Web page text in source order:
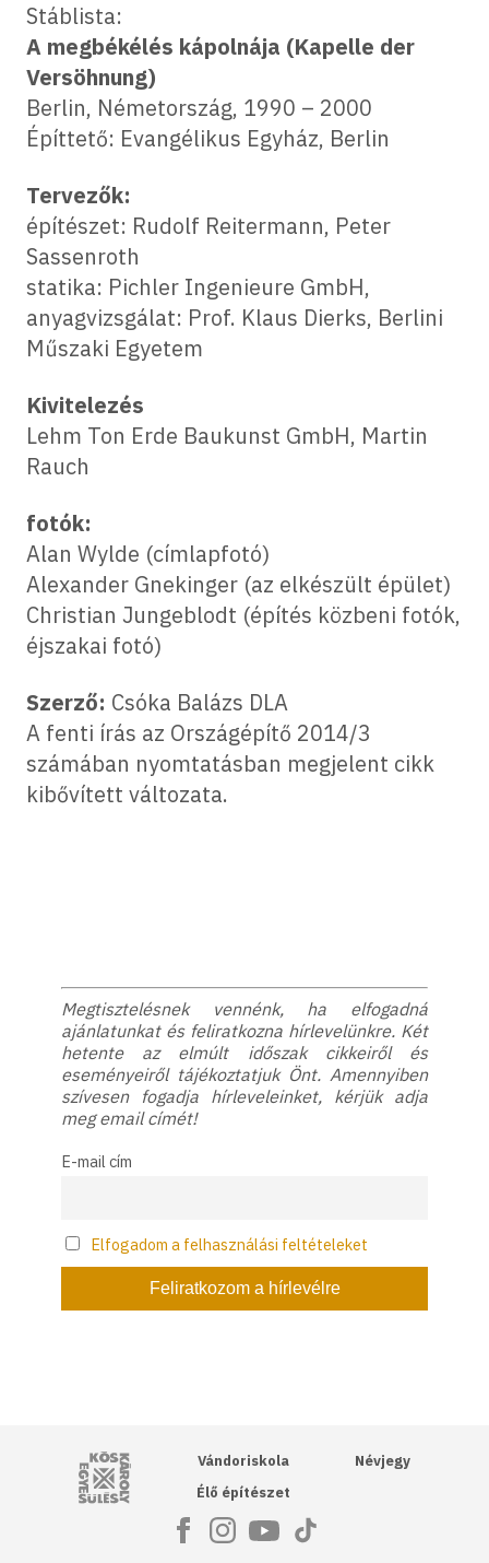
Stáblista:
A megbékélés kápolnája (Kapelle der
Versöhnung)
Berlin, Németország, 1990 – 2000
Építtető: Evangélikus Egyház, Berlin
Tervezők:
építészet: Rudolf Reitermann, Peter
Sassenroth
statika: Pichler Ingenieure GmbH,
anyagvizsgálat: Prof. Klaus Dierks, Berlini
Műszaki Egyetem
Kivitelezés
Lehm Ton Erde Baukunst GmbH, Martin
Rauch
fotók:
Alan Wylde (címlapfotó)
Alexander Gnekinger (az elkészült épület)
Christian Jungeblodt (építés közbeni fotók,
éjszakai fotó)
Szerző: Csóka Balázs DLA
A fenti írás az Országépítő 2014/3
számában nyomtatásban megjelent cikk
kibővített változata.
Megtisztelésnek vennénk, ha elfogadná
ajánlatunkat és feliratkozna hírlevelünkre. Két
hetente az elmúlt időszak cikkeiről és
eseményeiről tájékoztatjuk Önt. Amennyiben
szívesen fogadja hírleveleinket, kérjük adja
meg email címét!
E-mail cím
Elfogadom a felhasználási feltételeket
Kós Károly Egyesülés
Vándoriskola
Élő építészet
Névjegy